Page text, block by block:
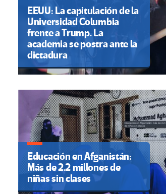
EEUU: La capitulación de la
Universidad Columbia
frente a Trump. La
academia se postra ante la
dictadura
Educación en Afganistán:
Más de 2.2 millones de
niñas sin clases